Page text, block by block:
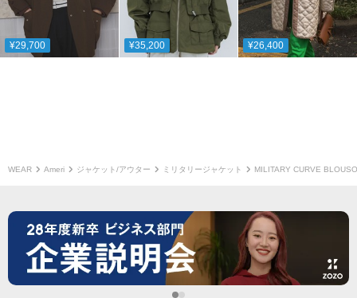
¥29,700 ¥35,200 ¥26,400
WEAR Ameri ジャケット/アウター ミリタリージャケット MILITARY CURVE